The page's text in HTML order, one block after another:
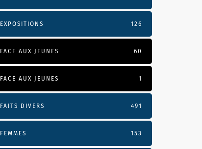
EXPOSITIONS 126
FACE AUX JEUNES 60
FACE AUX JEUNES 1
FAITS DIVERS 491
FEMMES 153